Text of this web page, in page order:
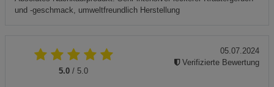
und -geschmack, umweltfreundlich Herstellung
5.0 / 5.0
05.07.2024
Verifizierte Bewertung